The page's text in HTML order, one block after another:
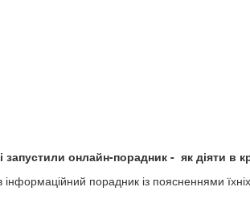
онлайн-порадник - як діяти в
порадник із поясненнями